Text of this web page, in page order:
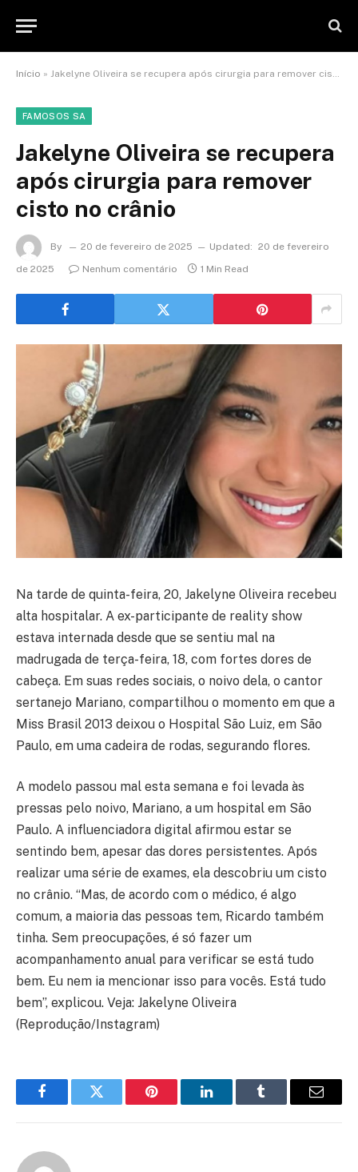
Início » Jakelyne Oliveira se recupera após cirurgia para remover cisto no crânio
FAMOSOS SA
Jakelyne Oliveira se recupera
após cirurgia para remover
cisto no crânio
By 20 de fevereiro de 2025 Updated: 20 de fevereiro
de 2025
Nenhum comentário 1 Min Read
Na tarde de quinta-feira, 20, Jakelyne Oliveira recebeu
alta hospitalar. A ex-participante de reality show
estava internada desde que se sentiu mal na
madrugada de terça-feira, 18, com fortes dores de
cabeça. Em suas redes sociais, o noivo dela, o cantor
sertanejo Mariano, compartilhou o momento em que a
Miss Brasil 2013 deixou o Hospital São Luiz, em São
Paulo, em uma cadeira de rodas, segurando flores.
A modelo passou mal esta semana e foi levada às
pressas pelo noivo, Mariano, a um hospital em São
Paulo. A influenciadora digital afirmou estar se
sentindo bem, apesar das dores persistentes. Após
realizar uma série de exames, ela descobriu um cisto
no crânio. “Mas, de acordo com o médico, é algo
comum, a maioria das pessoas tem, Ricardo também
tinha. Sem preocupações, é só fazer um
acompanhamento anual para verificar se está tudo
bem. Eu nem ia mencionar isso para vocês. Está tudo
bem”, explicou. Veja: Jakelyne Oliveira
(Reprodução/Instagram)
FacebookTwitter Pinterest LinkedInTumblr Email